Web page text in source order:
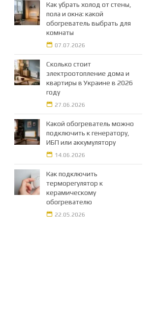
Как убрать холод от стены,
пола и окна: какой
обогреватель выбрать для
комнаты
07.07.2026
Сколько стоит
электроотопление дома и
квартиры в Украине в 2026
году
27.06.2026
Какой обогреватель можно
подключить к генератору,
ИБП или аккумулятору
14.06.2026
Как подключить
терморегулятор к
керамическому
обогревателю
22.05.2026